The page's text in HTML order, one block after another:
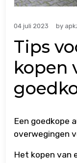
04 juli 2023 by
Tips
kopen
Een goedkope
overwegingen
Het kopen van